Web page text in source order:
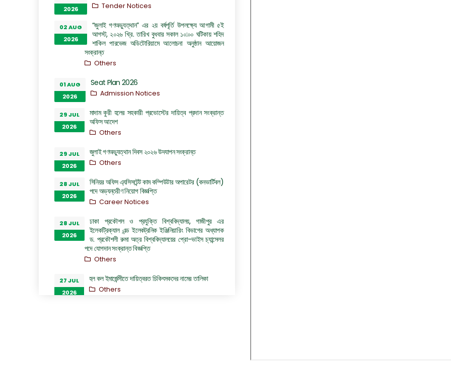
2026
Tender Notices
02 AUG
2026
“জুলাই গণঅভ্যুত্থান” এর ২য় বর্ষপূর্তি উপলক্ষ্যে আগামী ৫ই
আগস্ট, ২০২৬ খ্রি. তারিখ বুধবার সকাল ১০:০০ ঘটিকায় শহিদ
শাকিল পারভেজ অডিটোরিয়ামে আলোচনা অনুষ্ঠান আয়োজন
সংক্রান্ত
Others
01 AUG
2026
Seat Plan 2026
Admission Notices
29 JUL
2026
মাদাম কুরী হলের সহকারী প্রভোস্টের দায়িত্ব প্রদান সংক্রান্ত
অফিস আদেশ
Others
29 JUL
2026
জুলাই গণঅভ্যুত্থান দিবস ২০২৬ উদযাপন সংক্রান্ত
Others
28 JUL
2026
সিনিয়র অফিস এ্যসিসটেন্ট কাম কম্পিউটার অপারেটর (কনভার্টিবল)
পদে অভ্যন্তরীণ নিয়োগ বিজ্ঞপ্তি
Career Notices
28 JUL
2026
ঢাকা প্রকৌশল ও প্রযুক্তি বিশ্ববিদ্যালয়, গাজীপুর এর
ইলেকট্রিক্যাল এন্ড ইলেকট্রনিক ইঞ্জিনিয়ারিং বিভাগের অধ্যাপক
ড. প্রকৌশলী রুমা অত্র বিশ্ববিদ্যালয়ের প্রো-ভাইস চ্যান্সেলর
পদে যোগদান সংক্রান্ত বিজ্ঞপ্তি
Others
27 JUL
2026
হল কল ইমার্জেন্সীতে দায়িত্বরত চিকিৎসকদের নামের তালিকা
Others